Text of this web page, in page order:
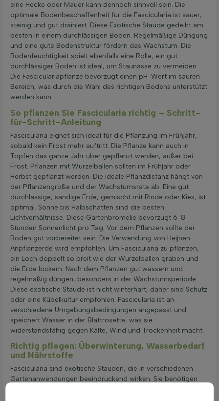
eine Hecke oder Mauer kann dennoch sinnvoll sein. Die
optimale Bodenbeschaffenheit für die Fascicularia ist sauer,
steinig und gut drainiert. Diese Exotische Staude gedeiht am
besten in einem durchlässigen Boden. Regelmäßige Düngung
und eine gute Bodenstruktur fördern das Wachstum. Die
Bodenfeuchtigkeit spielt ebenfalls eine Rolle; ein gut
durchlässiger Boden ist ideal, um Staunässe zu vermeiden.
Die Fasciculariapflanze bevorzugt einen pH-Wert im sauren
Bereich, was durch die Wahl des richtigen Bodens unterstützt
werden kann.
So pflanzen Sie Fascicularia richtig – Schritt-
für-Schritt-Anleitung
Fascicularia eignet sich ideal für die Pflanzung im Frühjahr,
sobald kein Frost mehr auftritt. Die Pflanze kann auch in
Töpfen das ganze Jahr über gepflanzt werden, außer bei
Frost. Pflanzen mit Wurzelballen sollten im Frühjahr oder
Herbst gepflanzt werden. Die ideale Pflanzdistanz hängt von
der Pflanzengröße und der Wachstumsrate ab. Eine gut
durchlässige, sandige Erde, gemischt mit Rinde oder Kies, ist
optimal. Sonne bis Halbschatten sind die besten
Lichtverhältnisse. Diese Gartenbromelie bevorzugt 6-8
Stunden Sonnenlicht pro Tag. Vor dem Pflanzen sollte der
Boden gut vorbereitet sein. Die Verwendung von Heijnen
Anpflanzerde wird empfohlen. Um Fascicularia zu pflanzen,
ein Loch doppelt so breit wie der Wurzelballen graben und
die Erde lockern. Nach dem Pflanzen gut wässern und
regelmäßig düngen, besonders in der Wachstumsperiode.
Diese exotische Staude ist nicht winterhart, daher sind Schutz
oder eine Kübelkultur empfohlen. Fascicularia ist an
verschiedene Umgebungsbedingungen angepasst und
speichert Wasser in der Blattrosette, was sie
widerstandsfähig gegen Kälte, Wind und Trockenheit macht.
Richtig pflegen: Überwinterung, Wasserbedarf
und Nährstoffe
Fascicularia sind exotische Stauden, die in verschiedenen
Gartenanwendungen beeindruckend wirken. Sie benötigen